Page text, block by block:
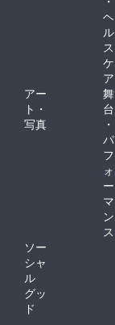
ヘ
ル
ス
ケ
ア
アー
ト・
写真
舞
台
・
パ
フ
ォ
ー
マ
ン
ス
ソー
シャ
ル
グッ
ド